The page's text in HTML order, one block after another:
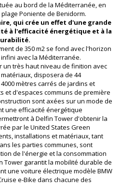
au bord de la Méditerranée, en
Poniente de Benidorm.
qui crée un effet d'une grande
à l'efficacité énergétique et à la
de 350 m2 se fond avec l'horizon
avec la Méditerranée.
un très haut niveau de finition avec
disposera de 44
mètres carrés de jardins et
et d'espaces communs de première
sont axées sur un mode de
une efficacité énergétique
à Delfin Tower d'obtenir la
par le United States Green
installations et matériaux, tant
les parties communes, sont
de l'énergie et la consommation
Tower garantit la mobilité durable de
une voiture électrique modèle BMW
e-Bike dans chacune des